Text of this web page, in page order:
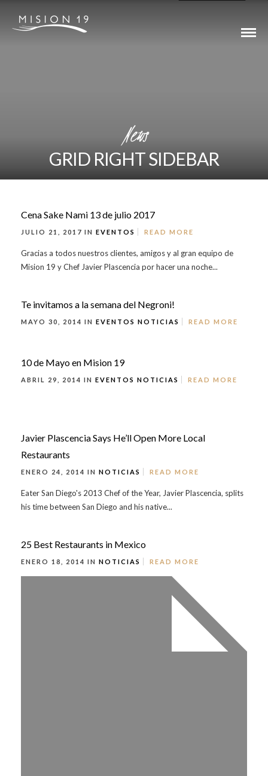
News
GRID RIGHT SIDEBAR
Cena Sake Nami 13 de julio 2017
JULIO 21, 2017 IN EVENTOS READ MORE
Gracias a todos nuestros clientes, amigos y al gran equipo de
Mision 19 y Chef Javier Plascencia por hacer una noche...
Te invitamos a la semana del Negroni!
MAYO 30, 2014 IN EVENTOS NOTICIAS READ MORE
10 de Mayo en Mision 19
ABRIL 29, 2014 IN EVENTOS NOTICIAS READ MORE
Javier Plascencia Says He’ll Open More Local
Restaurants
ENERO 24, 2014 IN NOTICIAS READ MORE
Eater San Diego's 2013 Chef of the Year, Javier Plascencia, splits
his time between San Diego and his native...
25 Best Restaurants in Mexico
ENERO 18, 2014 IN NOTICIAS READ MORE